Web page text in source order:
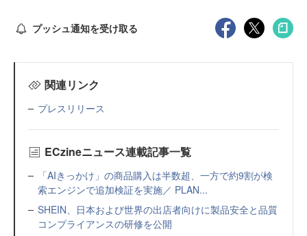
プッシュ通知を受け取る
関連リンク
プレスリリース
ECzineニュース連載記事一覧
「AIきっかけ」の商品購入は半数超、一方で約9割が検
索エンジンで追加検証を実施／ PLAN...
SHEIN、日本および世界の出店者向けに製品安全と品質
コンプライアンスの研修を公開